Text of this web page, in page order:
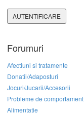
AUTENTIFICARE
Forumuri
Afectiuni si tratamente
Donatii/Adaposturi
Jocuri/Jucarii/Accesorii
Probleme de comportament
Alimentatie